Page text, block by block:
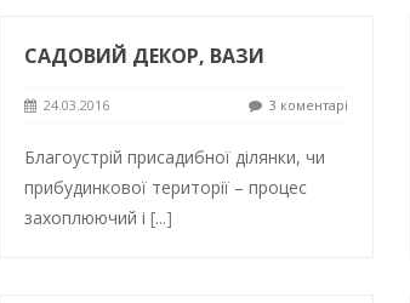
САДОВИЙ ДЕКОР, ВАЗИ
24.03.2016 3 коментарі
Благоустрій присадибної ділянки, чи
прибудинкової території – процес
захоплюючий і [...]